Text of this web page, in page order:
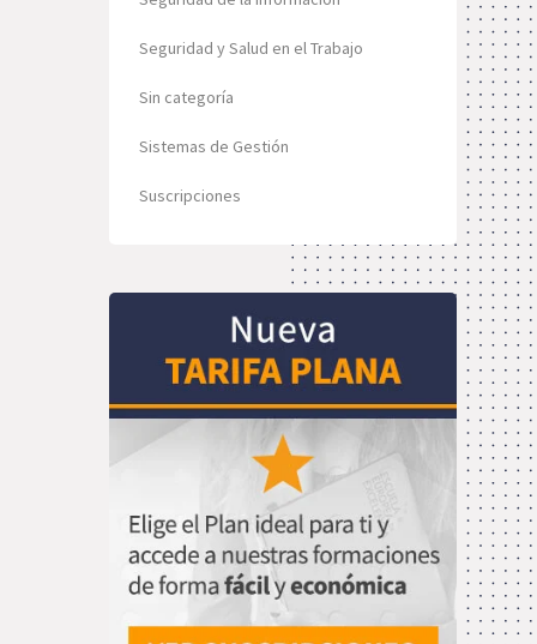
Seguridad y Salud en el Trabajo
Sin categoría
Sistemas de Gestión
Suscripciones